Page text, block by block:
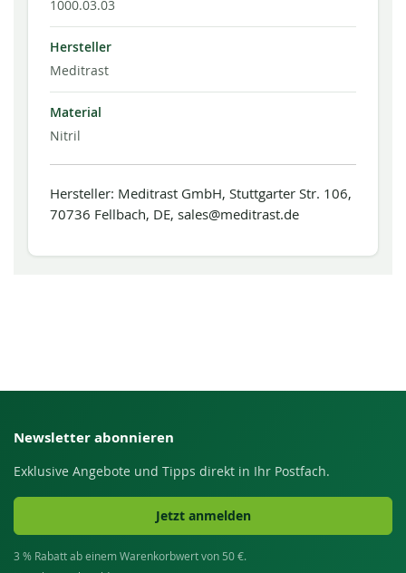
1000.03.03
Hersteller
Meditrast
Material
Nitril
Hersteller: Meditrast GmbH, Stuttgarter Str. 106,
70736 Fellbach, DE, sales@meditrast.de
Newsletter abonnieren
Exklusive Angebote und Tipps direkt in Ihr Postfach.
Jetzt anmelden
3 % Rabatt ab einem Warenkorbwert von 50 €.